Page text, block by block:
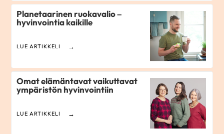
Planetaarinen ruokavalio –
hyvinvointia kaikille
LUE ARTIKKELI
Omat elämäntavat vaikuttavat
ympäristön hyvinvointiin
LUE ARTIKKELI